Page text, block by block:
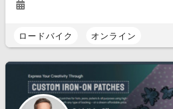
ロードバイク オンライン